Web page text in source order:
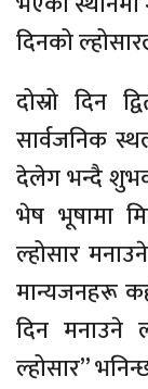
दिनको
दोस्रो दिन
सार्वजनिक
देलेग भन्दै
भेष भूषामा
ल्होसार
मान्यजनहरू
दिन मनाउने
ल्होसार”